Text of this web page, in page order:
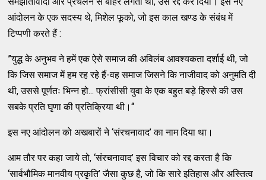
आंदोलन के एक सदस्य थे, मिशेल फूको, जो इस काल खण्ड के संबंध में
टिप्पणी करते हैं :
”युद्ध के अनुभव ने हमें एक ऐसे समाज की अविलंब आवश्यकता दर्शाई थी, जो
कि जिस समाज में हम रह रहे हैं-वह समाज जिसने कि नाजीवाद को अनुमति दी
थी, उससे पूर्णतः भिन्न हो... फ्रांसीसी युवा के एक बहुत बड़े हिस्से की उस
सबके प्रति घृणा की प्रतिक्रिया थी।“
इस नए आंदोलन को अखबारों ने ‘संरचनावाद’ का नाम दिया था।
आम तौर पर कहा जाये तो, ‘संरचनावाद’ इस विचार को रद्द करता है कि
‘सार्वभौमिक मानवीय प्रकृति’ जैसा कुछ है, जो कि सारे इतिहास और अस्तित्व